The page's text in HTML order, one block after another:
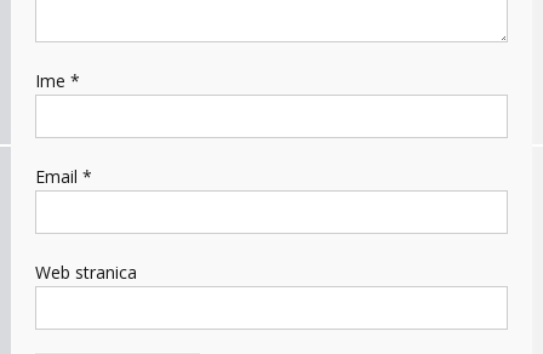
Ime *
Email *
Web stranica